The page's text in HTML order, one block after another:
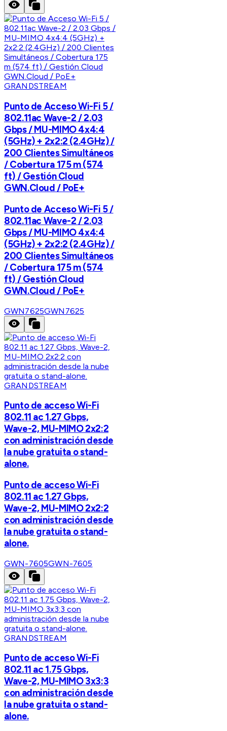
GRANDSTREAM
Punto de Acceso Wi-Fi 5 /
802.11ac Wave-2 / 2.03
Gbps / MU-MIMO 4x4:4
(5GHz) + 2x2:2 (2.4GHz) /
200 Clientes Simultáneos
/ Cobertura 175 m (574
ft) / Gestión Cloud
GWN.Cloud / PoE+
Punto de Acceso Wi-Fi 5 /
802.11ac Wave-2 / 2.03
Gbps / MU-MIMO 4x4:4
(5GHz) + 2x2:2 (2.4GHz) /
200 Clientes Simultáneos
/ Cobertura 175 m (574
ft) / Gestión Cloud
GWN.Cloud / PoE+
GWN7625GWN7625
GRANDSTREAM
Punto de acceso Wi-Fi
802.11 ac 1.27 Gbps,
Wave-2, MU-MIMO 2x2:2
con administración desde
la nube gratuita o stand-
alone.
Punto de acceso Wi-Fi
802.11 ac 1.27 Gbps,
Wave-2, MU-MIMO 2x2:2
con administración desde
la nube gratuita o stand-
alone.
GWN-7605GWN-7605
GRANDSTREAM
Punto de acceso Wi-Fi
802.11 ac 1.75 Gbps,
Wave-2, MU-MIMO 3x3:3
con administración desde
la nube gratuita o stand-
alone.